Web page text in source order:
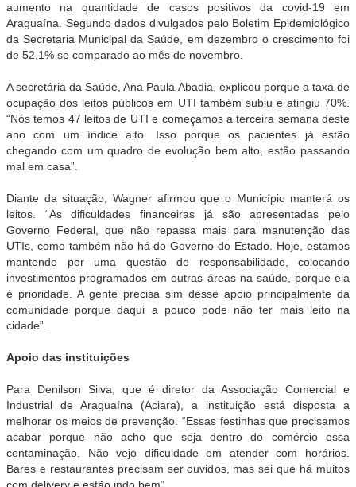
aumento na quantidade de casos positivos da covid-19 em
Araguaína. Segundo dados divulgados pelo Boletim Epidemiológico
da Secretaria Municipal da Saúde, em dezembro o crescimento foi
de 52,1% se comparado ao mês de novembro.
A secretária da Saúde, Ana Paula Abadia, explicou porque a taxa de
ocupação dos leitos públicos em UTI também subiu e atingiu 70%.
“Nós temos 47 leitos de UTI e começamos a terceira semana deste
ano com um índice alto. Isso porque os pacientes já estão
chegando com um quadro de evolução bem alto, estão passando
mal em casa”.
Diante da situação, Wagner afirmou que o Município manterá os
leitos. “As dificuldades financeiras já são apresentadas pelo
Governo Federal, que não repassa mais para manutenção das
UTIs, como também não há do Governo do Estado. Hoje, estamos
mantendo por uma questão de responsabilidade, colocando
investimentos programados em outras áreas na saúde, porque ela
é prioridade. A gente precisa sim desse apoio principalmente da
comunidade porque daqui a pouco pode não ter mais leito na
cidade”.
Apoio das instituições
Para Denilson Silva, que é diretor da Associação Comercial e
Industrial de Araguaína (Aciara), a instituição está disposta a
melhorar os meios de prevenção. “Essas festinhas que precisamos
acabar porque não acho que seja dentro do comércio essa
contaminação. Não vejo dificuldade em atender com horários.
Bares e restaurantes precisam ser ouvidos, mas sei que há muitos